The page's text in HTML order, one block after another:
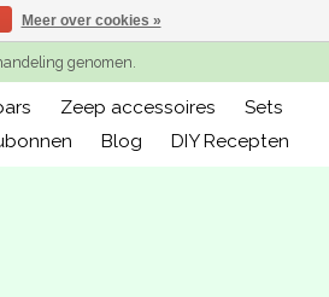
genomen.
Zeep accessoires
Sets
Blog DIY Recepten
Meer over cookies »